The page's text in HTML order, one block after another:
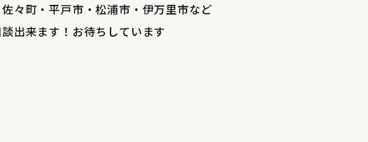
々町・平戸市・松浦市・伊万里市など
出来ます！お待ちしています